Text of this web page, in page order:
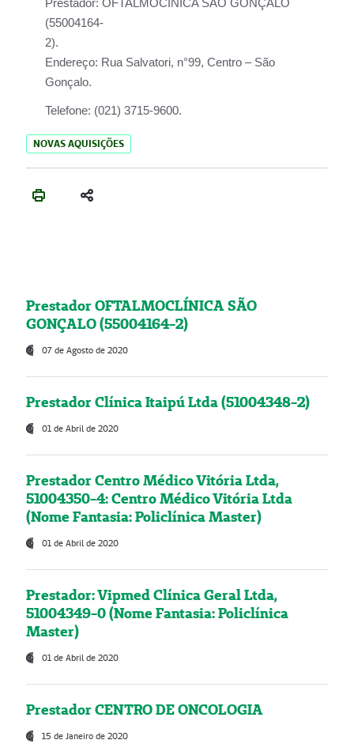
Prestador: OFTALMOCÍNICA SÃO GONÇALO
(55004164-
2).
Endereço: Rua Salvatori, n°99, Centro – São
Gonçalo.
Telefone: (021) 3715-9600.
NOVAS AQUISIÇÕES
Prestador OFTALMOCLÍNICA SÃO
GONÇALO (55004164-2)
07 de Agosto de 2020
Prestador Clínica Itaipú Ltda (51004348-2)
01 de Abril de 2020
Prestador Centro Médico Vitória Ltda,
51004350-4: Centro Médico Vitória Ltda
(Nome Fantasia: Policlínica Master)
01 de Abril de 2020
Prestador: Vipmed Clínica Geral Ltda,
51004349-0 (Nome Fantasia: Policlínica
Master)
01 de Abril de 2020
Prestador CENTRO DE ONCOLOGIA
15 de Janeiro de 2020